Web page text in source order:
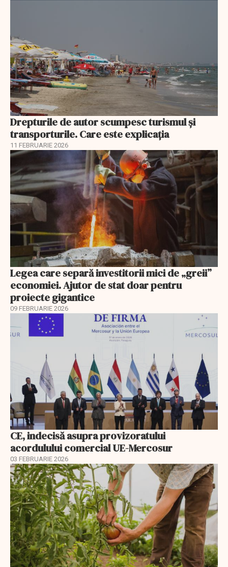
Drepturile de autor scumpesc turismul și
transporturile. Care este explicația
11 FEBRUARIE 2026
Legea care separă investitorii mici de „greii”
economiei. Ajutor de stat doar pentru
proiecte gigantice
09 FEBRUARIE 2026
CE, indecisă asupra provizoratului
acordulului comercial UE-Mercosur
03 FEBRUARIE 2026